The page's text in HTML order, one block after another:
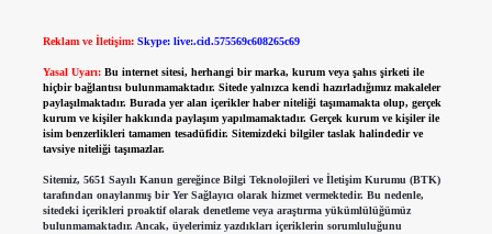
Reklam ve İletişim: Skype: live:.cid.575569c608265c69
Yasal Uyarı: Bu internet sitesi, herhangi bir marka, kurum veya şahıs şirketi ile
hiçbir bağlantısı bulunmamaktadır. Sitede yalnızca kendi hazırladığımız makaleler
paylaşılmaktadır. Burada yer alan içerikler haber niteliği taşımamakta olup, gerçek
kurum ve kişiler hakkında paylaşım yapılmamaktadır. Gerçek kurum ve kişiler ile
isim benzerlikleri tamamen tesadüfidir. Sitemizdeki bilgiler taslak halindedir ve
tavsiye niteliği taşımazlar.
Sitemiz, 5651 Sayılı Kanun gereğince Bilgi Teknolojileri ve İletişim Kurumu (BTK)
tarafından onaylanmış bir Yer Sağlayıcı olarak hizmet vermektedir. Bu nedenle,
sitedeki içerikleri proaktif olarak denetleme veya araştırma yükümlülüğümüz
bulunmamaktadır. Ancak, üyelerimiz yazdıkları içeriklerin sorumluluğunu